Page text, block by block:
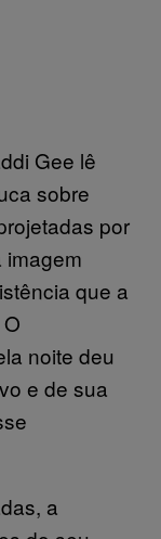
Gee lê
sobre
por
imagem
que a
noite deu
e de sua
a